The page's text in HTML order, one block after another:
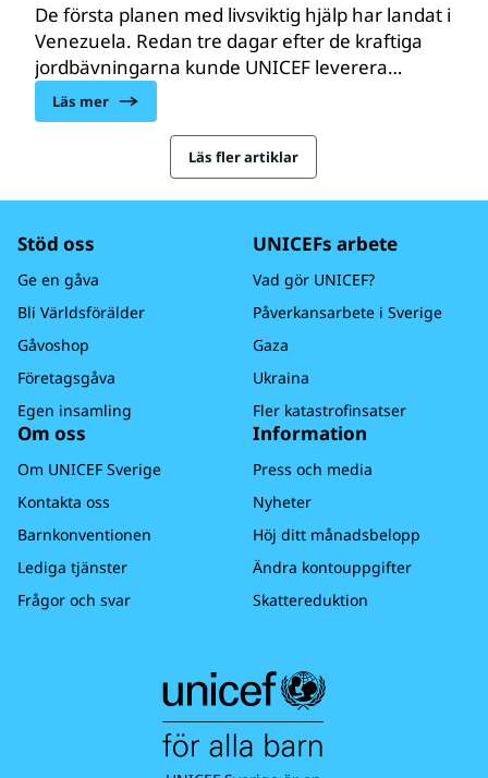
De första planen med livsviktig hjälp har landat i
Venezuela. Redan tre dagar efter de kraftiga
jordbävningarna kunde UNICEF leverera
ytterligare förnödenheter till barn och familjer.
Samtidigt är situationen akut – 1,8 miljoner
människor, varav 680 000 barn, är i behov av
humanitärt stöd.
Läs mer
Läs fler artiklar
Stöd oss
Ge en gåva
Bli Världsförälder
Gåvoshop
Företagsgåva
Egen insamling
UNICEFs arbete
Vad gör UNICEF?
Påverkansarbete i Sverige
Gaza
Ukraina
Fler katastrofinsatser
Om oss
Om UNICEF Sverige
Kontakta oss
Barnkonventionen
Lediga tjänster
Frågor och svar
Information
Press och media
Nyheter
Höj ditt månadsbelopp
Ändra kontouppgifter
Skattereduktion